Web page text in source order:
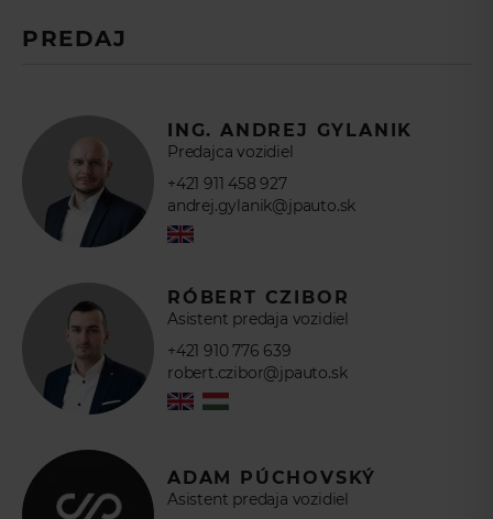
PREDAJ
ING. ANDREJ GYLANIK
Predajca vozidiel
+421 911 458 927
andrej.gylanik@jpauto.sk
RÓBERT CZIBOR
Asistent predaja vozidiel
+421 910 776 639
robert.czibor@jpauto.sk
ADAM PÚCHOVSKÝ
Asistent predaja vozidiel